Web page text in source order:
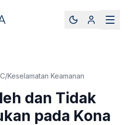
/Keselamatan Keamanan
dan Tidak
pada Kona